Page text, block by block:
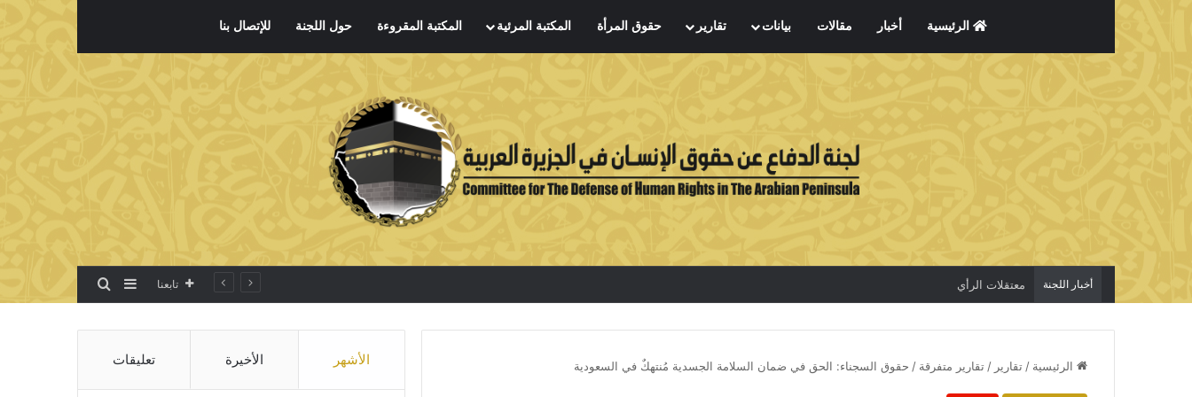
الرئيسية أخبار مقالات بيانات تقارير حقوق المرأة المكتبة المرئية المكتبة المقروءة حول اللجنة للإتصال بنا
أخبار اللجنة معتقلات الرأي تابعنا إضافة عمود جانبي
بحث عن
الرئيسية / تقارير / تقارير متفرقة / حقوق السجناء: الحق في ضمان السلامة الجسدية مُنتهكٌ في السعودية الأشهر الأخيرة تعليقات